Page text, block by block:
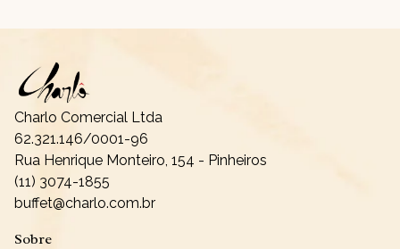
Charlo Comercial Ltda
62.321.146/0001-96
Rua Henrique Monteiro, 154 - Pinheiros
(11) 3074-1855
buffet@charlo.com.br
Sobre